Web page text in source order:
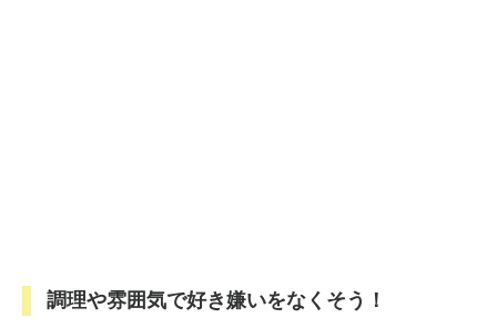
調理や雰囲気で好き嫌いをなくそう！